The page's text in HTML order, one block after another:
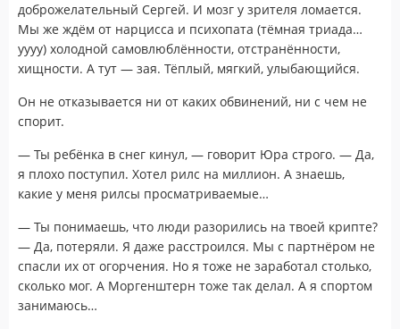
доброжелательный Сергей. И мозг у зрителя ломается.
Мы же ждём от нарцисса и психопата (тёмная триада…
уууу) холодной самовлюблённости, отстранённости,
хищности. А тут — зая. Тёплый, мягкий, улыбающийся.
Он не отказывается ни от каких обвинений, ни с чем не
спорит.
— Ты ребёнка в снег кинул, — говорит Юра строго. — Да,
я плохо поступил. Хотел рилс на миллион. А знаешь,
какие у меня рилсы просматриваемые…
— Ты понимаешь, что люди разорились на твоей крипте?
— Да, потеряли. Я даже расстроился. Мы с партнёром не
спасли их от огорчения. Но я тоже не заработал столько,
сколько мог. А Моргенштерн тоже так делал. А я спортом
занимаюсь…